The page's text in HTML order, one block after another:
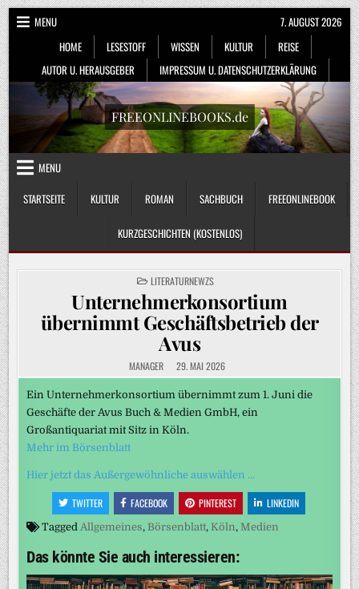
Skip
to
content
MENU
HOME
LESESTOFF WISSEN KULTUR
REISE
AUTOR U. HERAUSGEBER
IMPRESSUM U. DATENSCHUTZERKLÄRUNG
7. AUGUST 2026
FREEONLINEBOOKS.de
MENU
STARTSEITE
KULTUR ROMAN SACHBUCH FREEONLINEBOOK
KURZGESCHICHTEN (KOSTENLOS)
POSTED
IN
LITERATURNEWZS
Unternehmerkonsortium
übernimmt Geschäftsbetrieb der
Avus
MANAGER 29. MAI 2026
Ein Unternehmerkonsortium übernimmt zum 1. Juni die
Geschäfte der Avus Buch & Medien GmbH, ein
Großantiquariat mit Sitz in Köln.
Mehr im Börsenblatt
Hier jetzt das Außergewöhnliche auswählen …
TWITTER FACEBOOK PINTEREST LINKEDIN
Tagged Allgemeines, Börsenblatt, Köln, Medien
Das könnte Sie auch interessieren: